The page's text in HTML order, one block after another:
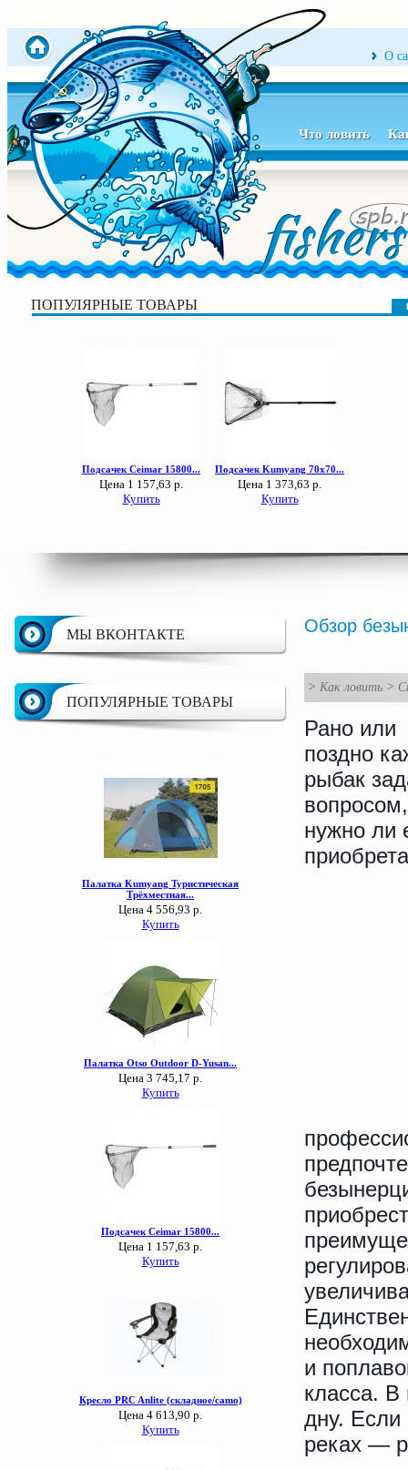
О
Что ловить
ПОПУЛЯРНЫЕ ТОВАРЫ
МЫ ВКОНТАКТЕ
ПОПУЛЯРНЫЕ ТОВАРЫ
Обзор
> Как ловить >
Рано или
поздно
рыбак
нужно ли
и
класса. В
дну. Если
реках —